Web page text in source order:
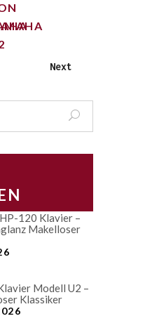
Next
120 Klavier –
Makelloser
Modell U2 –
Klassiker